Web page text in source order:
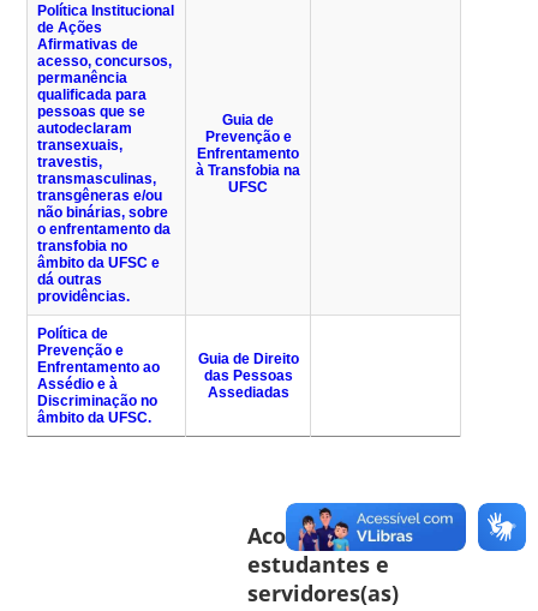
Política Institucional
de Ações
Afirmativas de
acesso, concursos,
permanência
qualificada para
pessoas que se
autodeclaram
transexuais,
travestis,
transmasculinas,
transgêneras e/ou
não binárias, sobre
o enfrentamento da
transfobia no
âmbito da UFSC e
dá outras
providências.
Guia de
Prevenção e
Enfrentamento
à Transfobia na
UFSC
Política de
Prevenção e
Enfrentamento ao
Assédio e à
Discriminação no
âmbito da UFSC.
Guia de Direito
das Pessoas
Assediadas
Acolhimento para
estudantes e
servidores(as)